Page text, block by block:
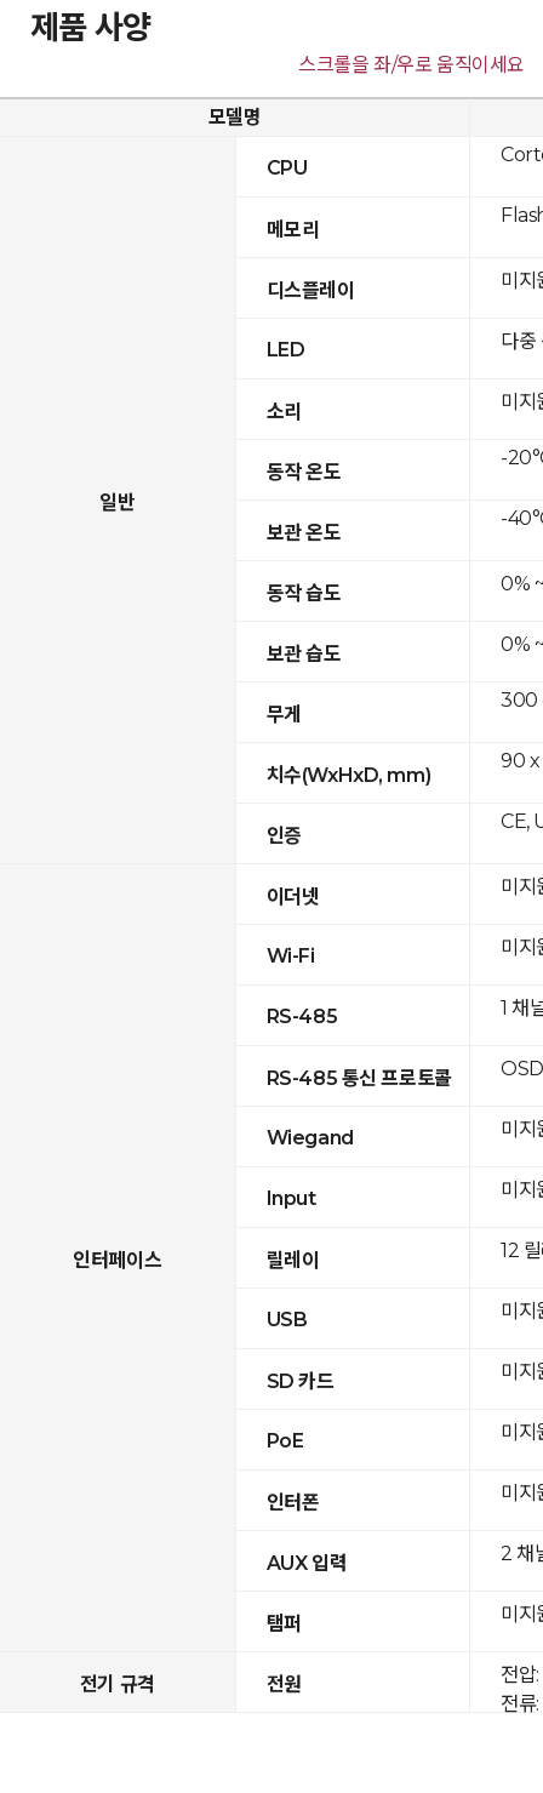
제품 사양
스크롤을 좌/우로 움직이세요
모델명
일반
CPU
메모리
디스플레이
LED
소리
동작 온도
보관 온도
동작 습도
보관 습도
무게
치수(WxHxD, mm)
인증
인터페이스
이더넷
Wi-Fi
RS-485
RS-485 통신 프로토콜
Wiegand
Input
릴레이
USB
SD 카드
PoE
인터폰
AUX 입력
탬퍼
전기 규격 전원
미지
다중
미지
-
-
0%
0%
300
90 x
CE,
미지
미지
1 채
미지
미지
12
미지
미지
미지
미지
2 채
미지
전압
전류